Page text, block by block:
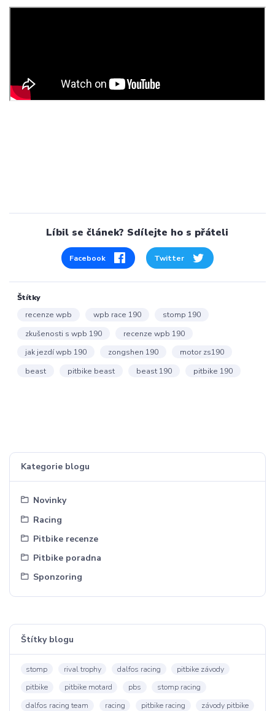
Kategorie blogu
Novinky
Racing
Pitbike recenze
Pitbike poradna
Sponzoring
Štítky blogu
stomp rival trophy dalfos racing
pitbike závody
pitbike
pitbike motard pbs
stomp racing
dalfos racing team
racing pitbike racing
závody pitbike
Líbil se článek? Sdílejte ho s přáteli
Facebook Twitter
Štítky
recenze wpb
wpb race 190
stomp 190
zkušenosti s wpb 190
recenze wpb 190
jak jezdí wpb 190
zongshen 190
motor zs190
beast
pitbike beast beast 190 pitbike 190